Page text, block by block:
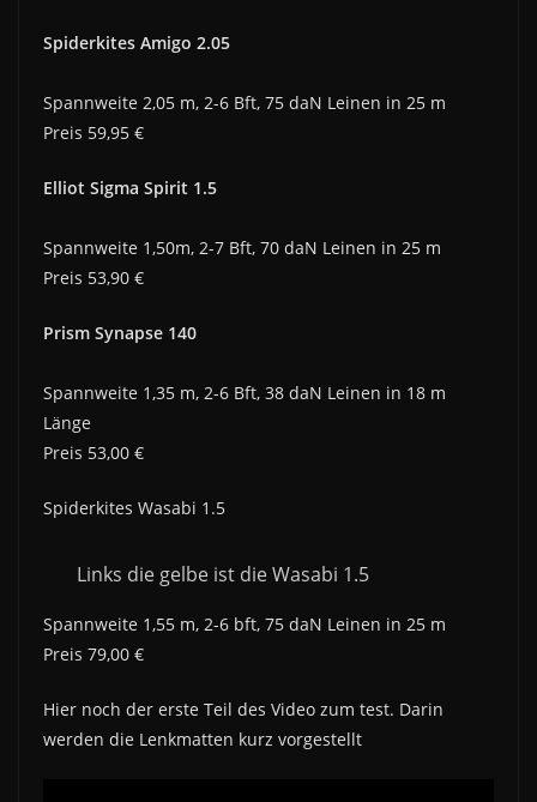
Spiderkites Amigo 2.05
Spannweite 2,05 m, 2-6 Bft, 75 daN Leinen in 25 m
Preis 59,95 €
Elliot Sigma Spirit 1.5
Spannweite 1,50m, 2-7 Bft, 70 daN Leinen in 25 m
Preis 53,90 €
Prism Synapse 140
Spannweite 1,35 m, 2-6 Bft, 38 daN Leinen in 18 m
Länge
Preis 53,00 €
Spiderkites Wasabi 1.5
Links die gelbe ist die Wasabi 1.5
Spannweite 1,55 m, 2-6 bft, 75 daN Leinen in 25 m
Preis 79,00 €
Hier noch der erste Teil des Video zum test. Darin
werden die Lenkmatten kurz vorgestellt